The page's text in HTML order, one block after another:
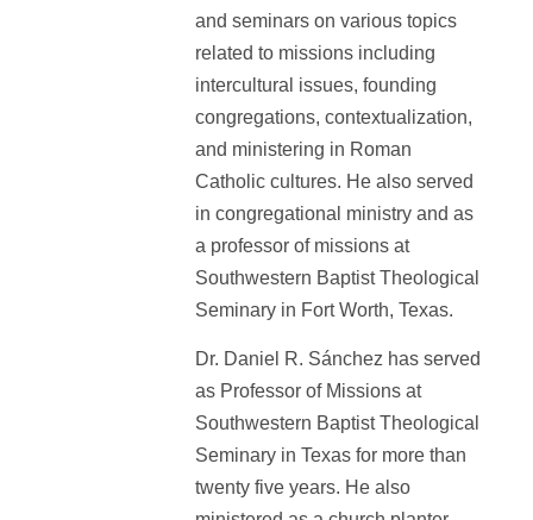
and seminars on various topics
related to missions including
intercultural issues, founding
congregations, contextualization,
and ministering in Roman
Catholic cultures. He also served
in congregational ministry and as
a professor of missions at
Southwestern Baptist Theological
Seminary in Fort Worth, Texas.
Dr. Daniel R. Sánchez has served
as Professor of Missions at
Southwestern Baptist Theological
Seminary in Texas for more than
twenty five years. He also